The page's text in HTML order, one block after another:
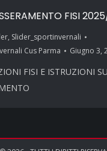
FISI
, Slider_sportinvernali
Cus Parma Giugno 3,
FISI E ISTRUZIONI